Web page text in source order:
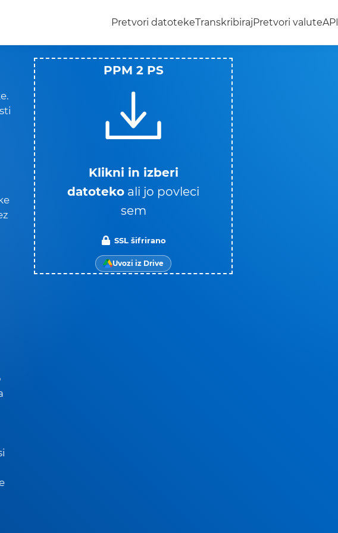
Pretvori datotekeTranskribirajPretvori valuteAPI
PPM 2 PS
Klikni in izberi
datoteko ali jo povleci
sem
SSL šifrirano
Uvozi iz Drive